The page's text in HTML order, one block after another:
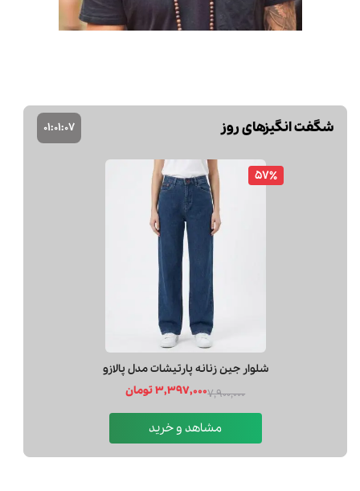
شگفت انگیزهای روز 01:01:06
57٪
شلوار جين زنانه پارتيشات مدل پالازو
7,900,0003,397,000 تومان
مشاهد و خرید